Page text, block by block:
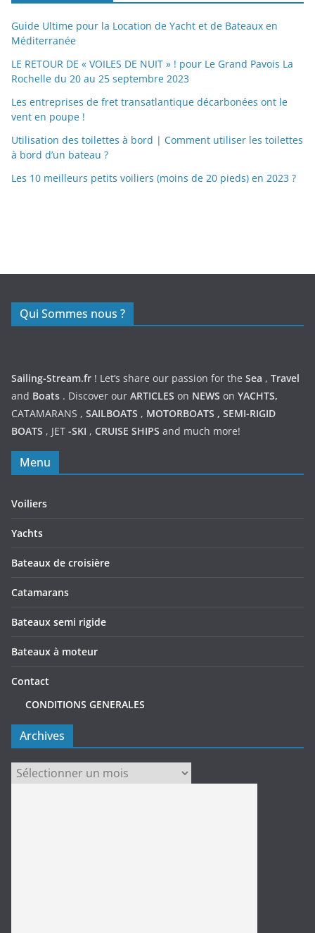
Guide Ultime pour la Location de Yacht et de Bateaux en
Méditerranée
LE RETOUR DE « VOILES DE NUIT » ! pour Le Grand Pavois La
Rochelle du 20 au 25 septembre 2023
Les entreprises de fret transatlantique décarbonées ont le
vent en poupe !
Utilisation des toilettes à bord | Comment utiliser les toilettes
à bord d’un bateau ?
Les 10 meilleurs petits voiliers (moins de 20 pieds) en 2023 ?
Qui Sommes nous ?
Sailing-Stream.fr ! Let’s share our passion for the Sea , Travel
and Boats . Discover our ARTICLES on NEWS on YACHTS,
CATAMARANS , SAILBOATS , MOTORBOATS , SEMI-RIGID
BOATS , JET -SKI , CRUISE SHIPS and much more!
Menu
Voiliers
Yachts
Bateaux de croisière
Catamarans
Bateaux semi rigide
Bateaux à moteur
Contact
CONDITIONS GENERALES
Archives
Archives